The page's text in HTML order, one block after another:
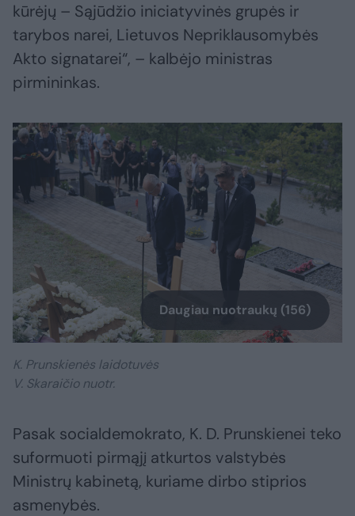
kūrėjų – Sąjūdžio iniciatyvinės grupės ir
tarybos narei, Lietuvos Nepriklausomybės
Akto signatarei“, – kalbėjo ministras
pirmininkas.
Daugiau nuotraukų (156)
K. Prunskienės laidotuvės
V. Skaraičio nuotr.
Pasak socialdemokrato, K. D. Prunskienei teko
suformuoti pirmąjį atkurtos valstybės
Ministrų kabinetą, kuriame dirbo stiprios
asmenybės.